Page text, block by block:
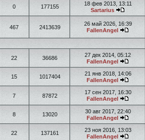
0 177155
18 фев 2013, 13:11
Sartarius
467 2413639
26 май 2026, 16:39
FallenAngel
22 36686
27 дек 2014, 05:12
FallenAngel
15 1017404
21 янв 2018, 14:06
FallenAngel
7 87872
17 сен 2017, 16:30
FallenAngel
8 13020
30 авг 2017, 22:40
FallenAngel
22 137161
23 ноя 2016, 13:03
FallenAngel